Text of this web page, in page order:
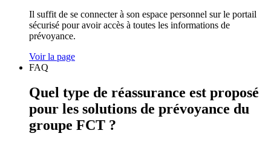
Il suffit de se connecter à son espace personnel sur le portail
sécurisé pour avoir accès à toutes les informations de
prévoyance.
Voir la page
FAQ
Quel type de réassurance est proposé
pour les solutions de prévoyance du
groupe FCT ?